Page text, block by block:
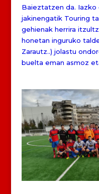
Baieztatzen da. Iazko
jakinengatik Touring
gehienak herrira
honetan inguruko
Zarautz..) jolastu
buelta eman asmoz